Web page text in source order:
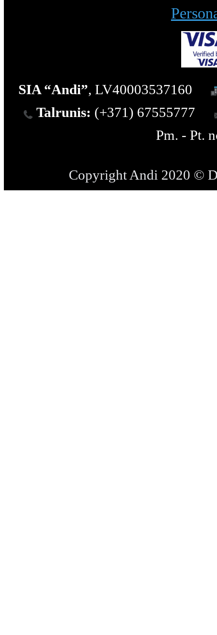
SIA “Andi”, LV40003537160
Talrunis: (+371) 67555777
Pm. - Pt.
Copyright Andi 2020 ©